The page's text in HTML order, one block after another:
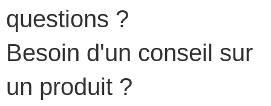
questions ?
Besoin d'un conseil sur
un produit ?